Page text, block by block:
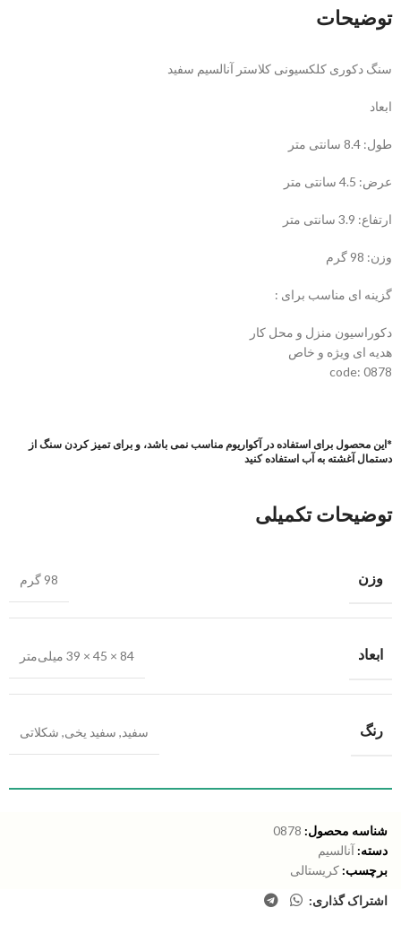
توضیحات
سنگ دکوری کلکسیونی کلاستر آنالسیم سفید
ابعاد
طول: 8.4 سانتی متر
عرض: 4.5 سانتی متر
ارتفاع: 3.9 سانتی متر
وزن: 98 گرم
گزینه ای مناسب برای :
دکوراسیون منزل و محل کار
هدیه ای ویژه و خاص
code: 0878
*این محصول برای استفاده در آکواریوم مناسب نمی باشد، و برای تمیز کردن سنگ از
دستمال آغشته به آب استفاده کنید
توضیحات تکمیلی
وزن 98 گرم
ابعاد 84 × 45 × 39 میلی‌متر
رنگ سفید, سفید یخی, شکلاتی
شناسه محصول: 0878
دسته: آنالسیم
برچسب: کریستالی
اشتراک گذاری: